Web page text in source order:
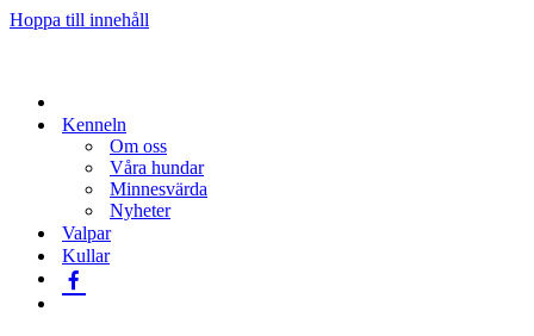
Hoppa till innehåll
Kenneln
Om oss
Våra hundar
Minnesvärda
Nyheter
Valpar
Kullar